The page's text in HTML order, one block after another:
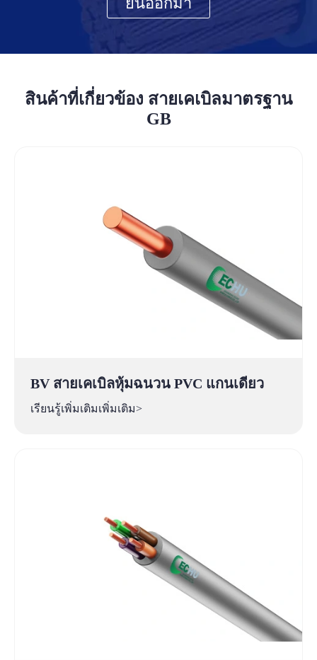
สินค้าที่เกี่ยวข้อง สายเคเบิลมาตรฐาน
GB
BV สายเคเบิลหุ้มฉนวน PVC แกนเดียว
เรียนรู้เพิ่มเติมเพิ่มเติม>